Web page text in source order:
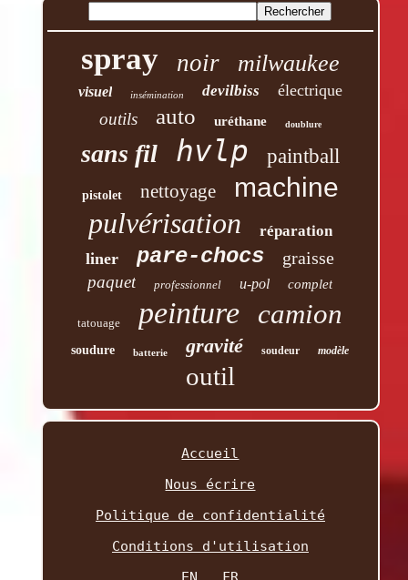
spray noir milwaukee
visuel insémination devilbiss électrique
outils auto uréthane doublure
sans fil hvlp paintball
pistolet nettoyage machine
pulvérisation réparation
liner pare-chocs graisse
paquet professionnel u-pol complet
tatouage peinture camion
soudure batterie gravité soudeur modèle
outil
Accueil
Nous écrire
Politique de confidentialité
Conditions d'utilisation